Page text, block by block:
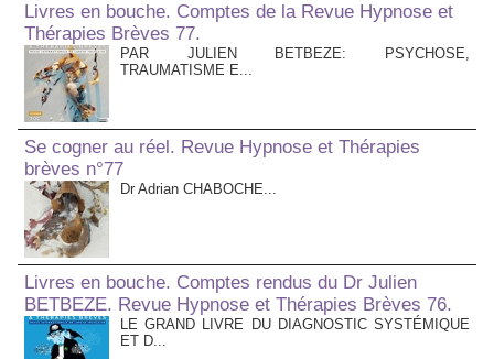
Livres en bouche. Comptes de la Revue Hypnose et
Thérapies Brèves 77.
PAR JULIEN BETBEZE: PSYCHOSE,
TRAUMATISME E...
Se cogner au réel. Revue Hypnose et Thérapies
brèves n°77
Dr Adrian CHABOCHE...
Livres en bouche. Comptes rendus du Dr Julien
BETBEZE. Revue Hypnose et Thérapies Brèves 76.
LE GRAND LIVRE DU DIAGNOSTIC SYSTÉMIQUE
ET D...